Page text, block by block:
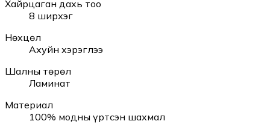
Хайрцаган дахь тоо
8 ширхэг
Нөхцөл
Ахуйн хэрэглээ
Шалны төрөл
Ламинат
Материал
100% модны үртсэн шахмал